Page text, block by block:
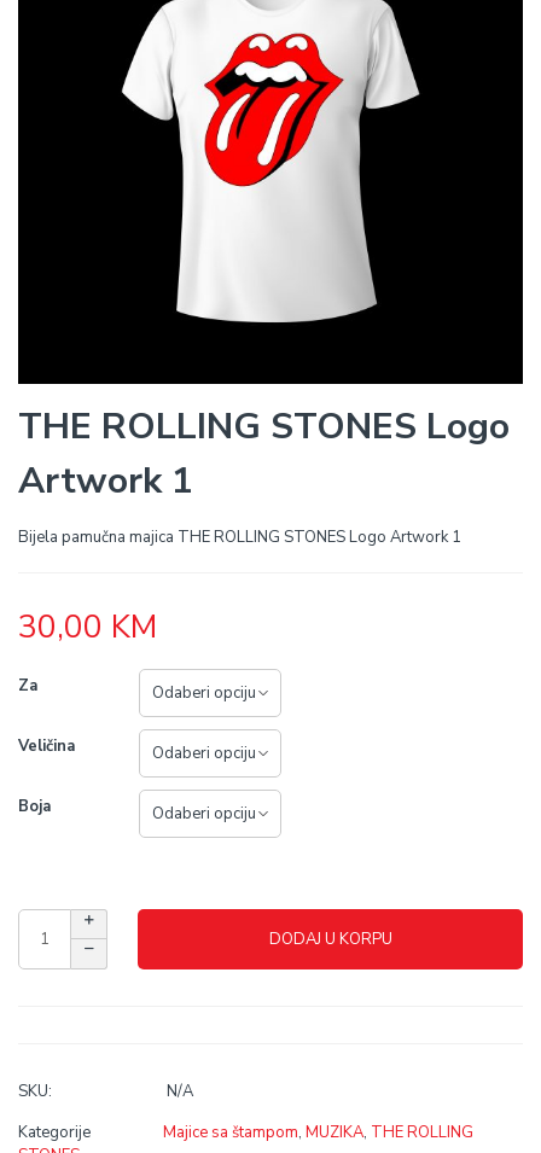
THE ROLLING STONES Logo
Artwork 1
Bijela pamučna majica THE ROLLING STONES Logo Artwork 1
30,00 KM
Za
Veličina
Boja
DODAJ U KORPU
SKU:
N/A
Kategorije
Majice sa štampom, MUZIKA, THE ROLLING